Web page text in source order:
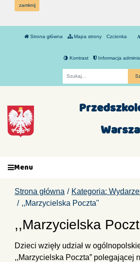
zamknij
Strona główna Mapa strony Czcionka
Kontrast Informacja
Menu
Strona główna
Kategoria:
,,Marzycielska Poczta"
,,Marzycielska
Dzieci wzięły udział w
,,Marzycielska Poczta” polegającej